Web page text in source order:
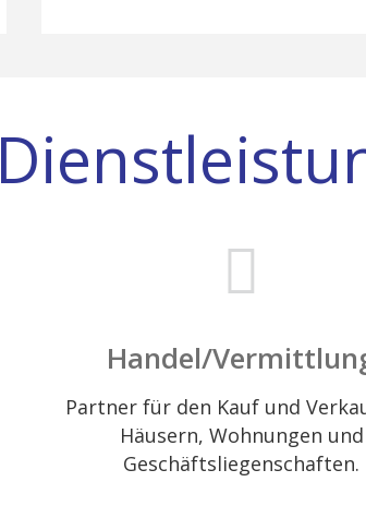
Handel/
Partner für den Kauf und
Häusern, Wohnungen und
Geschäftsliegenschaften.